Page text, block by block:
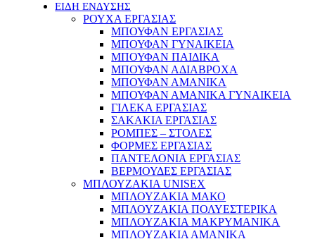
ΕΙΔΗ ΕΝΔΥΣΗΣ
ΡΟΥΧΑ ΕΡΓΑΣΙΑΣ
ΜΠΟΥΦΑΝ ΕΡΓΑΣΙΑΣ
ΜΠΟΥΦΑΝ ΓΥΝΑΙΚΕΙΑ
ΜΠΟΥΦΑΝ ΠΑΙΔΙΚΑ
ΜΠΟΥΦΑΝ ΑΔΙΑΒΡΟΧΑ
ΜΠΟΥΦΑΝ ΑΜΑΝΙΚΑ
ΜΠΟΥΦΑΝ ΑΜΑΝΙΚΑ ΓΥΝΑΙΚΕΙΑ
ΓΙΛΕΚΑ ΕΡΓΑΣΙΑΣ
ΣΑΚΑΚΙΑ ΕΡΓΑΣΙΑΣ
ΡΟΜΠΕΣ – ΣΤΟΛΕΣ
ΦΟΡΜΕΣ ΕΡΓΑΣΙΑΣ
ΠΑΝΤΕΛΟΝΙΑ ΕΡΓΑΣΙΑΣ
ΒΕΡΜΟΥΔΕΣ ΕΡΓΑΣΙΑΣ
ΜΠΛΟΥΖΑΚΙΑ UNISEX
ΜΠΛΟΥΖΑΚΙΑ ΜΑΚΟ
ΜΠΛΟΥΖΑΚΙΑ ΠΟΛΥΕΣΤΕΡΙΚΑ
ΜΠΛΟΥΖΑΚΙΑ ΜΑΚΡΥΜΑΝΙΚΑ
ΜΠΛΟΥΖΑΚΙΑ ΑΜΑΝΙΚΑ